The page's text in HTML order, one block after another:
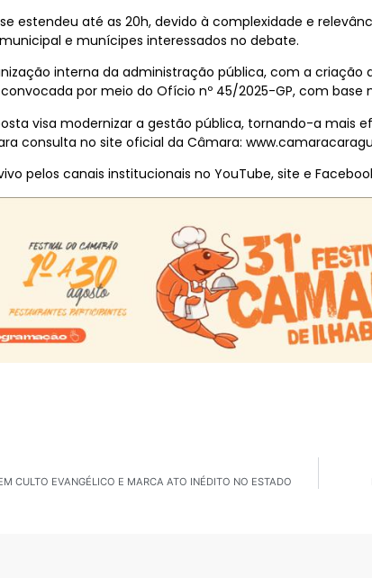
estendeu até as 20h, devido à complexidade e
e munícipes interessados no debate.
interna da administração pública, com a
por meio do Ofício nº 45/2025-GP, com
visa modernizar a gestão pública, tornando-a
consulta no site oficial da Câmara:
pelos canais institucionais no YouTube, site e
CULTO EVANGÉLICO E MARCA ATO INÉDITO NO ESTADO